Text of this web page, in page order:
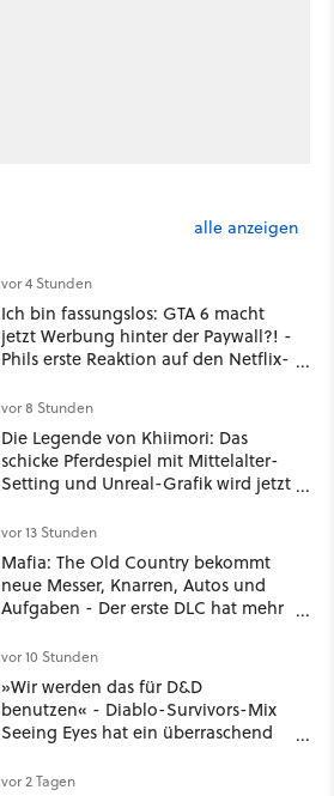
alle anzeigen
vor 4 Stunden
Ich bin fassungslos: GTA 6 macht
jetzt Werbung hinter der Paywall?! -
Phils erste Reaktion auf den Netflix-
vor 8 Stunden
Die Legende von Khiimori: Das
schicke Pferdespiel mit Mittelalter-
Setting und Unreal-Grafik wird jetzt
vor 13 Stunden
Mafia: The Old Country bekommt
neue Messer, Knarren, Autos und
Aufgaben - Der erste DLC hat mehr
vor 10 Stunden
»Wir werden das für D&D
benutzen« - Diablo-Survivors-Mix
Seeing Eyes hat ein überraschend
vor 2 Tagen